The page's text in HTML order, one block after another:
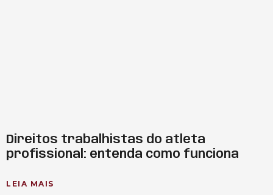
Direitos trabalhistas do atleta
profissional: entenda como funciona
LEIA MAIS